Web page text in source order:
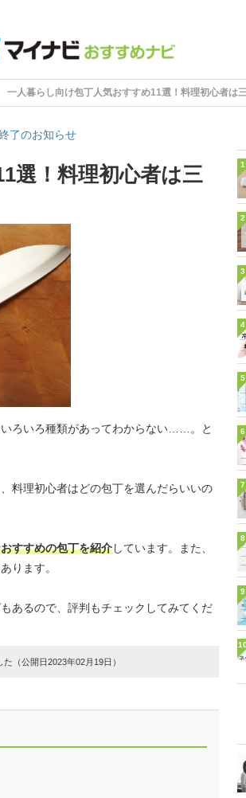
一人暮らし向け包丁人気おすすめ11選！料理初心者は
了のお知らせ
選！料理初心者は三
ろいろ種類があってわからない……。と
料理初心者はどの包丁を選んだらいいの
すすめの包丁を紹介しています。また、
ります。
あるので、評判もチェックしてみてくだ
（公開日2023年02月19日）
1
2
3
4
5
6
7
8
9